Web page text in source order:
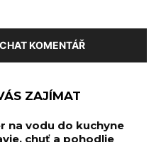
KOMENTÁŘ
ZAJÍMAT
na vodu do kuchyne
chuť a pohodlie